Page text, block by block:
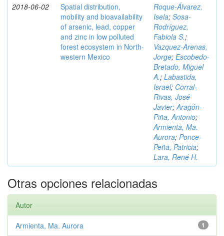
2018-06-02
Spatial distribution,
mobility and bioavailability
of arsenic, lead, copper
and zinc in low polluted
forest ecosystem in North-
western Mexico
Roque-Álvarez,
Isela; Sosa-
Rodríguez,
Fabiola S.;
Vazquez-Arenas,
Jorge; Escobedo-
Bretado, Miguel
A.; Labastida,
Israel; Corral-
Rivas, José
Javier;Aragón-
Piña, Antonio;
Armienta, Ma.
Aurora; Ponce-
Peña, Patricia;
Lara, René H.
Otras opciones relacionadas
Autor
1
Armienta, Ma. Aurora